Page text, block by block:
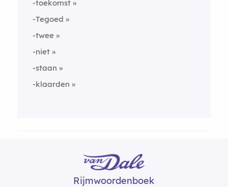
-toekomst
-Tegoed
-twee
-niet
-staan
-klaarden
Rijmwoordenboek